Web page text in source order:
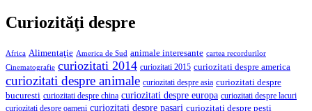
Curiozităţi despre
Africa Alimentaţie America de Sud animale interesante cartea recordurilor
Cinematografie curiozitati 2014 curiozitati 2015 curiozitati despre america
curiozitati despre animale curiozitati despre asia curiozitati despre
bucuresti curiozitati despre china curiozitati despre europa curiozitati despre lacuri
curiozitati despre oameni curiozitati despre pasari curiozitati despre pesti